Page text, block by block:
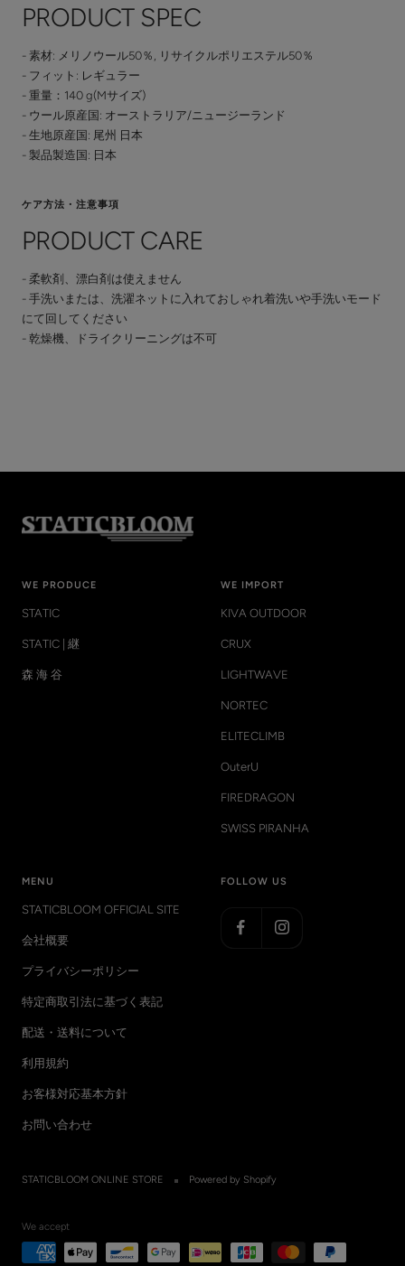
PRODUCT SPEC
- 素材: メリノウール50％, リサイクルポリエステル50％
- フィット: レギュラー
- 重量：140 g(Mサイズ)
- ウール原産国: オーストラリア/ニュージーランド
- 生地原産国: 尾州 日本
- 製品製造国: 日本
ケア方法・注意事項
PRODUCT CARE
- 柔軟剤、漂白剤は使えません
- 手洗いまたは、洗濯ネットに入れておしゃれ着洗いや手洗いモード
にて回してください
- 乾燥機、ドライクリーニングは不可
WE PRODUCE
STATIC
STATIC | 継
森 海 谷
WE IMPORT
KIVA OUTDOOR
CRUX
LIGHTWAVE
NORTEC
ELITECLIMB
OuterU
FIREDRAGON
SWISS PIRANHA
MENU
STATICBLOOM OFFICIAL SITE
会社概要
プライバシーポリシー
特定商取引法に基づく表記
配送・送料について
利用規約
お客様対応基本方針
お問い合わせ
FOLLOW US
STATICBLOOM ONLINE STORE Powered by Shopify
We accept